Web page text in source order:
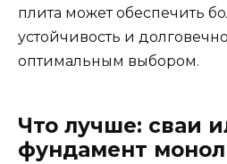
плита может обеспечить
устойчивость и
оптимальным выбором.
Что лучше: сваи
фундамент